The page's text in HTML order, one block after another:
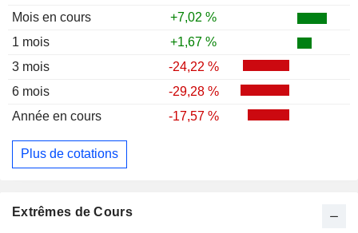
Mois en cours
+7,02 %
1 mois
+1,67 %
3 mois
-24,22 %
6 mois
-29,28 %
Année en cours
-17,57 %
Plus de cotations
Extrêmes de Cours